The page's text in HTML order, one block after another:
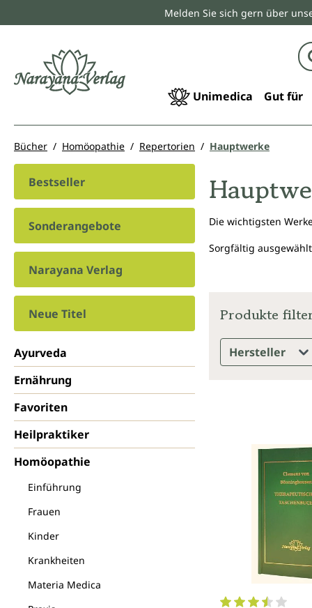
Zur Hauptnavigation springenMelden Sie sich gern über
Unimedica Gut für
Bücher Homöopathie Repertorien Hauptwerke
Bestseller
Sonderangebote
Narayana Verlag
Neue Titel
Ayurveda
Ernährung
Favoriten
Heilpraktiker
Homöopathie
Einführung
Frauen
Kinder
Krankheiten
Materia Medica
Die wichtigsten
Sorgfältig
Produkte
Hersteller